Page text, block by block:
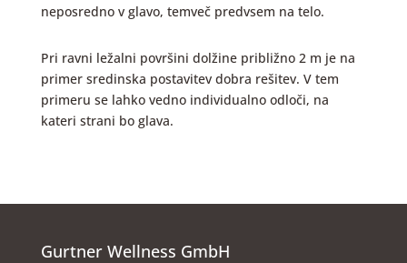
neposredno v glavo, temveč predvsem na telo.
Pri ravni ležalni površini dolžine približno 2 m je na
primer sredinska postavitev dobra rešitev. V tem
primeru se lahko vedno individualno odloči, na
kateri strani bo glava.
Gurtner Wellness GmbH